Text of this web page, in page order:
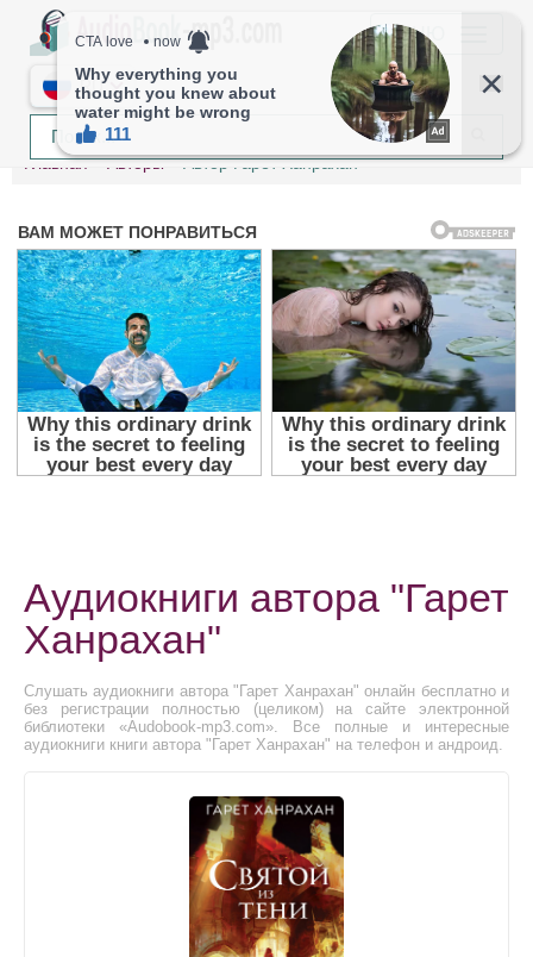
МЕНЮ
RU
Главная Авторы Автор Гарет Ханрахан
Аудиокниги автора "Гарет
Ханрахан"
Слушать аудиокниги автора "Гарет Ханрахан" онлайн бесплатно и
без регистрации полностью (целиком) на сайте электронной
библиотеки «Audobook-mp3.com». Все полные и интересные
аудиокниги книги автора "Гарет Ханрахан" на телефон и андроид.